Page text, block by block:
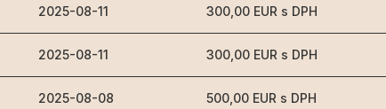
2025-08-11 300,00 EUR s DPH
2025-08-11 300,00 EUR s DPH
2025-08-08 500,00 EUR s DPH